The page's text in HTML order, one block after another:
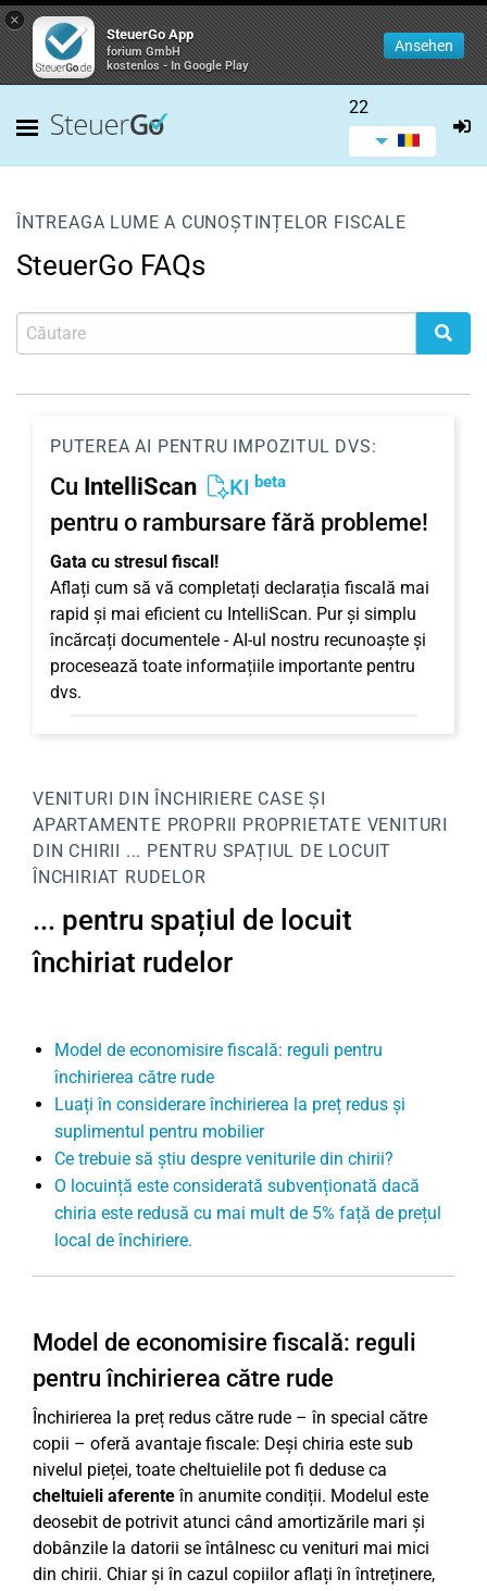
×
SteuerGo App
forium GmbH
kostenlos - In Google Play
Ansehen
22
ÎNTREAGA LUME A CUNOȘTINȚELOR FISCALE
SteuerGo FAQs
PUTEREA AI PENTRU IMPOZITUL DVS:
Cu IntelliScan KI beta
pentru o rambursare fără probleme!
Gata cu stresul fiscal!
Aflați cum să vă completați declarația fiscală mai
rapid și mai eficient cu IntelliScan. Pur și simplu
încărcați documentele - AI-ul nostru recunoaște și
procesează toate informațiile importante pentru
dvs.
VENITURI DIN ÎNCHIRIERE CASE ȘI
APARTAMENTE PROPRII PROPRIETATE VENITURI
DIN CHIRII ... PENTRU SPAȚIUL DE LOCUIT
ÎNCHIRIAT RUDELOR
... pentru spațiul de locuit
închiriat rudelor
Model de economisire fiscală: reguli pentru
închirierea către rude
Luați în considerare închirierea la preț redus și
suplimentul pentru mobilier
Ce trebuie să știu despre veniturile din chirii?
O locuință este considerată subvenționată dacă
chiria este redusă cu mai mult de 5% față de prețul
local de închiriere.
Model de economisire fiscală: reguli
pentru închirierea către rude
Închirierea la preț redus către rude – în special către
copii – oferă avantaje fiscale: Deși chiria este sub
nivelul pieței, toate cheltuielile pot fi deduse ca
cheltuieli aferenteîn anumite condiții. Modelul este
deosebit de potrivit atunci când amortizările mari și
dobânzile la datorii se întâlnesc cu venituri mai mici
din chirii. Chiar și în cazul copiilor aflați în întreținere,